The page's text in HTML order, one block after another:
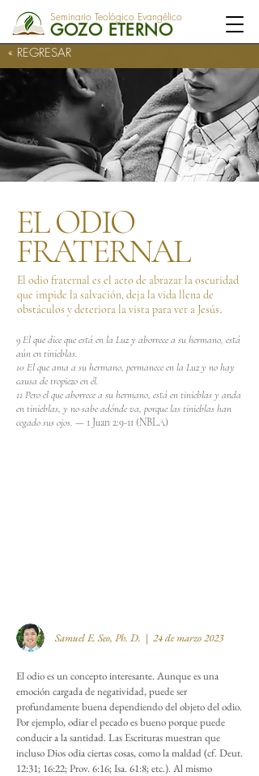
Seminario Teológico Evangélico
GOZO ETERNO
« REGRESAR
EL ODIO
FRATERNAL
El odio fraternal es el acto de abrazar la oscuridad
que impide la salvación, deja la vida llena de
obstáculos y deteriora la vista para ver a Jesús.
9 El que dice que está en la Luz y aborrece a su hermano, está
aún en tinieblas.
10 El que ama a su hermano, permanece en la Luz y no hay
causa de tropiezo en él.
11 Pero el que aborrece a su hermano, está en tinieblas y anda
en tinieblas, y no sabe adónde va, porque las tinieblas han
cegado sus ojos. — 1 Juan 2:9-11 (NBLA)
Samuel E. Seo, Ph. D. | 24 de marzo 2023
El odio es un concepto interesante. Aunque es una
emoción cargada de negatividad, puede ser
profundamente buena dependiendo del objeto del odio.
Por ejemplo, odiar el pecado es bueno porque puede
conducir a la santidad. Las Escrituras muestran que
incluso Dios odia ciertas cosas, como la maldad (cf. Deut.
12:31; 16:22; Prov. 6:16; Isa. 61:8; etc.). Al mismo